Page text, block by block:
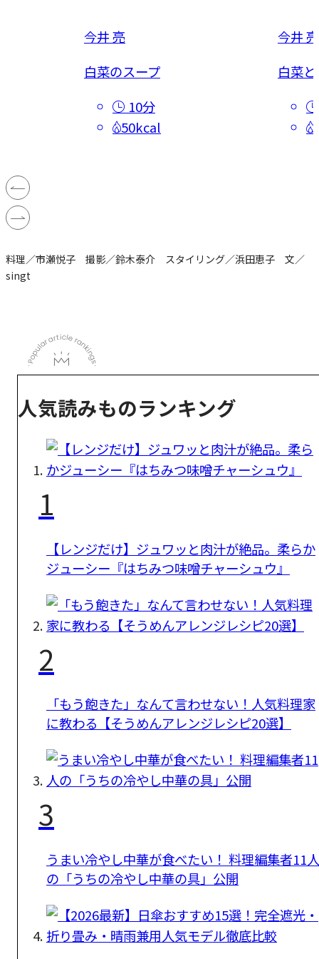
今井 亮
白菜のスープ
10分
50kcal
今井 亮
白菜
料理／市瀬悦子 撮影／鈴木泰介 スタイリング／浜田恵子 文／
singt
人気読みものランキング
1
【レンジだけ】ジュワッと肉汁が絶品。柔らか
ジューシー『はちみつ味噌チャーシュウ』
2
「もう飽きた」なんて言わせない！人気料理家
に教わる【そうめんアレンジレシピ20選】
3
うまい冷やし中華が食べたい！ 料理編集者11人
の「うちの冷やし中華の具」公開